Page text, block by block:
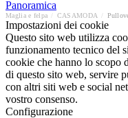
Panoramica
Maglia e felpa CASAMODA
Impostazioni dei cookie
Questo sito web utilizza
funzionamento tecnico del
cookie che hanno lo scopo
di questo sito web, servire
con altri siti web e social
vostro consenso.
Configurazione